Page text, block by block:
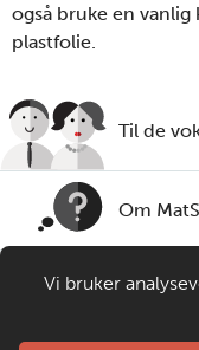
også bruke en
plastfolie.
Til de
Om
Kontakt
Vi bruker
nettsider.
gir oss grunnlag